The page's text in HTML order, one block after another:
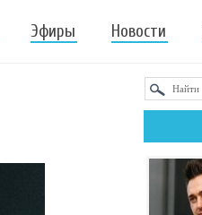
Эфиры Новости